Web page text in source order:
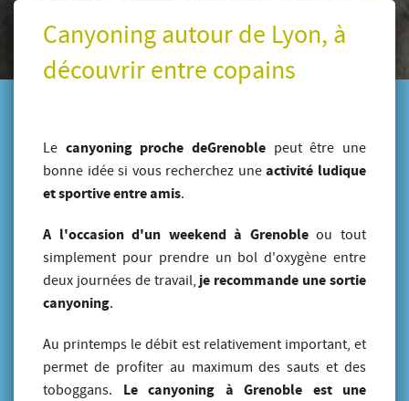
Canyoning autour de Lyon, à
découvrir entre copains
Le canyoning proche deGrenoble peut être une
bonne idée si vous recherchez uneactivité ludique
et sportive entre amis.
A l'occasion d'un weekend à Grenobleou tout
simplement pour prendre un bol d'oxygène entre
deux journées de travail, je recommande une sortie
canyoning.
Au printemps le débit est relativement important, et
permet de profiter au maximum des sauts et des
toboggans. Le canyoning à Grenoble est une